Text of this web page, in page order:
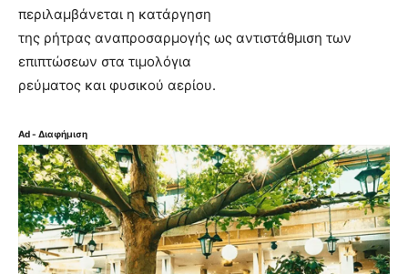
περιλαμβάνεται η κατάργηση
της ρήτρας αναπροσαρμογής ως αντιστάθμιση των
επιπτώσεων στα τιμολόγια
ρεύματος και φυσικού αερίου.
Ad - Διαφήμιση